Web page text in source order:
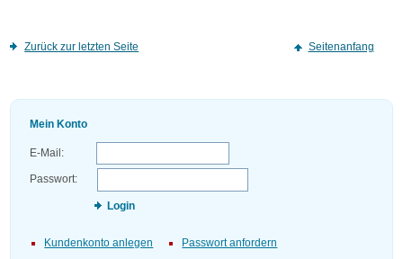
Zurück zur letzten Seite Seitenanfang
Mein Konto
E-Mail:
Passwort:
Login
Kundenkonto anlegen Passwort anfordern